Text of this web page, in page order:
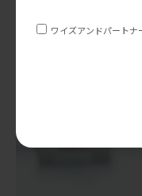
Facebookがリール
できていますか？
世界へ向けてリリース
ズと極めて似ており、
あると思われます。こ